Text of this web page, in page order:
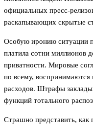
официальных пресс-
раскапывающих скрытые
Особую иронию ситуации
платила сотни миллионов
приватности. Мировые
по всему, воспринимаются
расходов. Штрафы
функций тотального
Страшно представить, как